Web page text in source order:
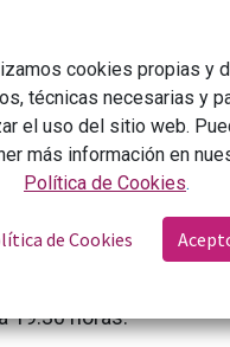
una Cultura Pacífica,
acto de inauguración
18 de septiembre de
19.30 horas.
cookies propias y
técnicas necesarias y
el uso del sitio web.
más información en
Política de Cookies.
de Cookies